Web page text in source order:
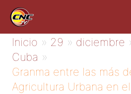
contenido
Inicio 29 diciembre
Cuba
Granma entre las más
Agricultura Urbana en